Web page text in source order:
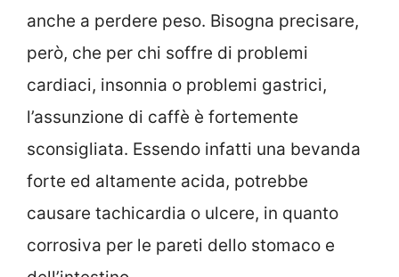
anche a perdere peso. Bisogna precisare,
però, che per chi soffre di problemi
cardiaci, insonnia o problemi gastrici,
l’assunzione di caffè è fortemente
sconsigliata. Essendo infatti una bevanda
forte ed altamente acida, potrebbe
causare tachicardia o ulcere, in quanto
corrosiva per le pareti dello stomaco e